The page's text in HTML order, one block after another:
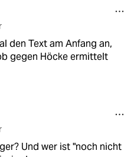
den Text am Anfang an,
gegen Höcke ermittelt
Und wer ist "noch nicht